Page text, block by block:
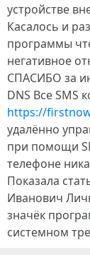
устройстве
Касалось и
программы
негативное
СПАСИБО за
DNS Все SMS
https://
удалённо
при помощи
телефоне
Показала
Иванович
значёк
системном